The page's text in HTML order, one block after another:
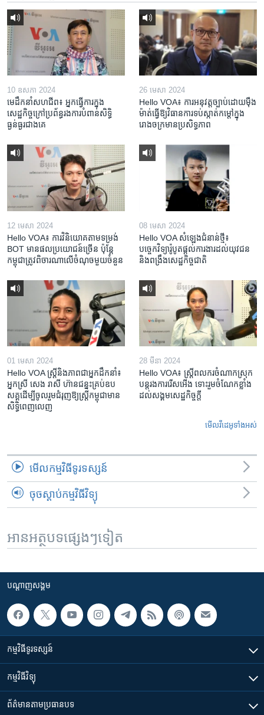
10 ឧសភា 2024
មេដឹកនាំសហជីព៖ អ្នកធ្វើការក្នុង
សេដ្ឋកិច្ចក្រៅប្រព័ន្ធរងការបំពានសិទ្ធិ
ធ្ងន់ធ្ងរជាងគេ
26 មេសា 2024
Hello VOA៖ ការអនុវត្ត​ច្បាប់​ដោយ​ម៉ឺង
ម៉ាត់​ធ្វើ​ឱ្យ​វិធានការ​ទប់ស្កាត់​កម្តៅ​ក្នុង​
រោងចក្រ​មាន​ប្រសិទ្ធភាព​​
12 មេសា 2024
Hello VOA៖ ការ​វិនិយោគ​តាម​ទម្រង់ ​
BOT​ មាន​ផល​ប្រយោជន៍​ច្រើន ប៉ុន្តែ​
កម្ពុជា​ត្រូវ​ពិចារណា​លើ​ចំណុច​មួយ​ចំនួន
08 មេសា 2024
Hello VOA សំឡេង​ជំនាន់​ថ្មី៖
បច្ចេកវិទ្យា​រ៉ូបូត​ផ្តល់​ការងារ​ដល់​យុវជន
និង​ពង្រឹង​​សេដ្ឋកិច្ច​ជាតិ​​​​​​
01 មេសា 2024
Hello VOA ស្ត្រីនិងភាពជាអ្នកដឹកនាំ៖
អ្នកស្រី សេង រាសី ហ៊ានជន្នះគ្រប់ឧប
សគ្គដើម្បីចូលរួមជំរុញឱ្យស្រ្តីកម្ពុជាមាន
សិទ្ធិពេញលេញ
28 មីនា 2024
Hello VOA៖ ស្រ្តីពលករចំណាកស្រុក
បន្តរងការរើសអើង ទោះរួមចំណែកខ្លាំង
ដល់សង្គមសេដ្ឋកិច្ចក្តី
មើល​វីដេអូ​ទាំង​អស់
មើល​កម្មវិធី​ទូរទស្សន៍
ចុចស្តាប់កម្មវិធីវិទ្យុ
អានអត្ថបទផ្សេងៗទៀត
បណ្តាញ​សង្គម
កម្មវិធី​ទូរទស្សន៍
កម្មវិធី​វិទ្យុ
ព័ត៌មាន​តាមប្រធានបទ​